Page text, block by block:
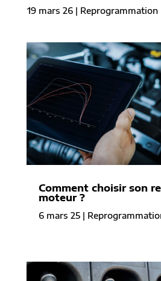
19 mars 26| Reprogrammation
Comment choisir son
moteur ?
6 mars 25|